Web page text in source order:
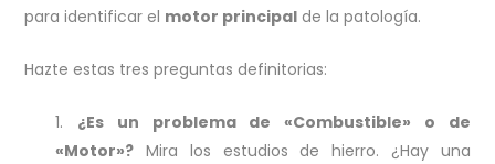
para identificar el motor principal de la patología.
Hazte estas tres preguntas definitorias:
¿Es un problema de «Combustible» o de
«Motor»? Mira los estudios de hierro. ¿Hay una